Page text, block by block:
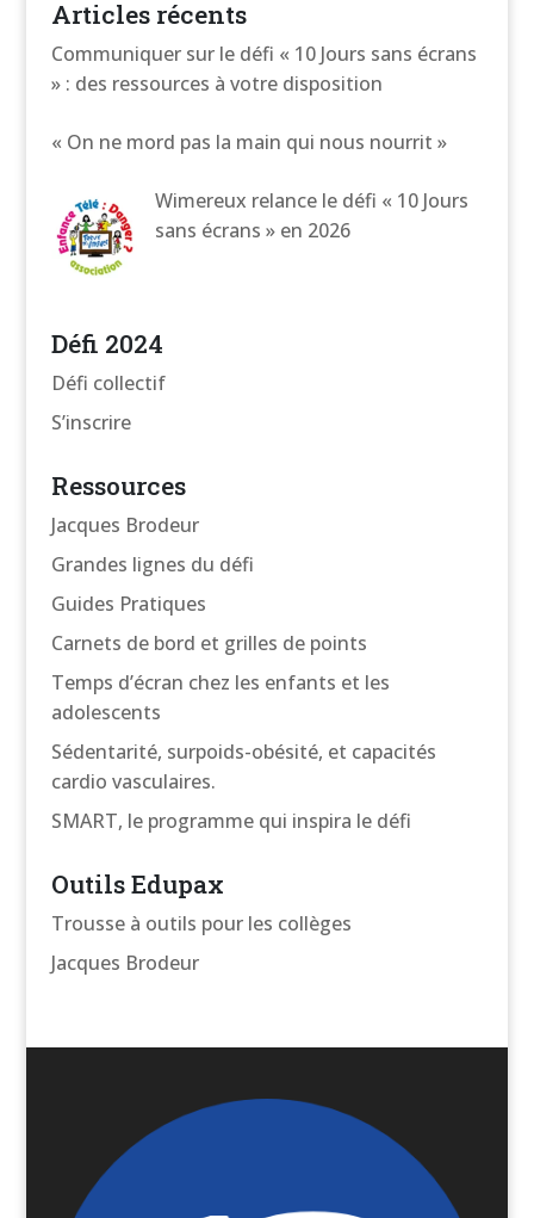
Articles récents
Communiquer sur le défi « 10 Jours sans écrans
» : des ressources à votre disposition
« On ne mord pas la main qui nous nourrit »
Wimereux relance le défi « 10 Jours
sans écrans » en 2026
Défi 2024
Défi collectif
S’inscrire
Ressources
Jacques Brodeur
Grandes lignes du défi
Guides Pratiques
Carnets de bord et grilles de points
Temps d’écran chez les enfants et les
adolescents
Sédentarité, surpoids-obésité, et capacités
cardio vasculaires.
SMART, le programme qui inspira le défi
Outils Edupax
Trousse à outils pour les collèges
Jacques Brodeur